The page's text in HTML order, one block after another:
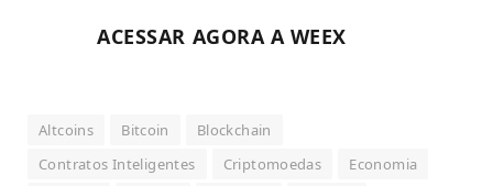
ACESSAR AGORA A WEEX
Altcoins Bitcoin
Blockchain
Contratos Inteligentes
Criptomoedas
Economia